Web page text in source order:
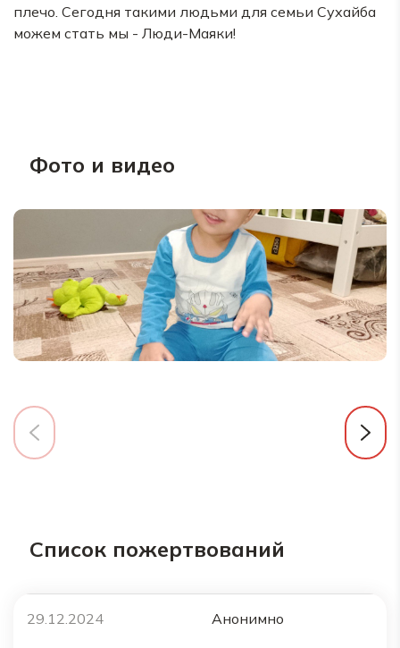
плечо. Сегодня такими людьми для семьи Сухайба
можем стать мы - Люди-Маяки!
Фото и видео
Список пожертвований
29.12.2024 Анонимно